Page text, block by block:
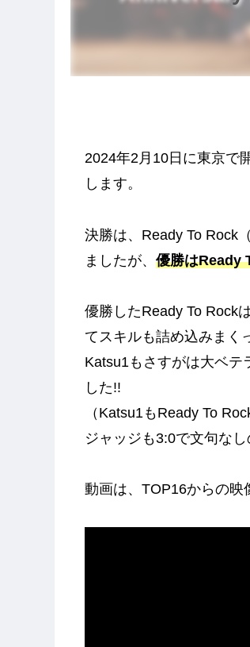
2024年2月10日に東京で
します。
決勝は、Ready To Rock
ましたが、 優勝はReady
優勝したReady To Rock
てスキルも詰め込みまく
Katsu1もさすがは大ベテ
した!!
（Katsu1もReady To
ジャッジも3:0で文句な
動画は、TOP16からの映